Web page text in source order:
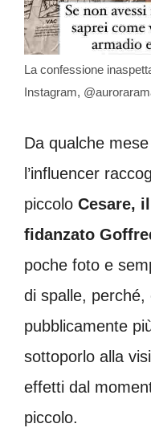
La confessione
Instagram,
Da qualche
l’influencer
piccolo Cesare,
fidanzato
poche foto e
di spalle,
pubblicamente
sottoporlo alla
effetti dal
piccolo.